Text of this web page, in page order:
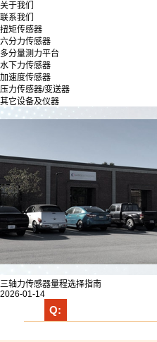
关于我们
联系我们
扭矩传感器
六分力传感器
多分量测力平台
水下力传感器
加速度传感器
压力传感器/变送器
其它设备及仪器
三轴力传感器量程选择指南
2026-01-14
Q: